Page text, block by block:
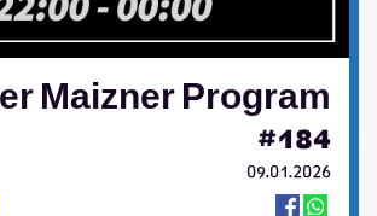
Maizner Program
#184
09.01.2026